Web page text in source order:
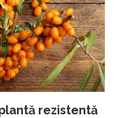
rezistentă